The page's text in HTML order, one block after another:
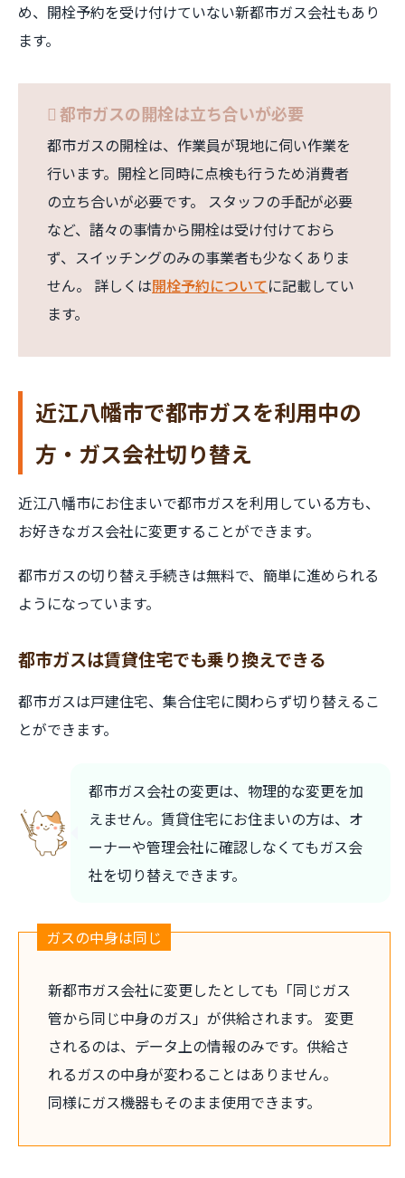
め、開栓予約を受け付けていない新都市ガス会社もあり
ます。
都市ガスの開栓は立ち合いが必要
都市ガスの開栓は、作業員が現地に伺い作業を
行います。開栓と同時に点検も行うため消費者
の立ち合いが必要です。 スタッフの手配が必要
など、諸々の事情から開栓は受け付けておら
ず、スイッチングのみの事業者も少なくありま
せん。 詳しくは開栓予約についてに記載してい
ます。
近江八幡市で都市ガスを利用中の
方・ガス会社切り替え
近江八幡市にお住まいで都市ガスを利用している方も、
お好きなガス会社に変更することができます。
都市ガスの切り替え手続きは無料で、簡単に進められる
ようになっています。
都市ガスは賃貸住宅でも乗り換えできる
都市ガスは戸建住宅、集合住宅に関わらず切り替えるこ
とができます。
都市ガス会社の変更は、物理的な変更を加
えません。賃貸住宅にお住まいの方は、オ
ーナーや管理会社に確認しなくてもガス会
社を切り替えできます。
ガスの中身は同じ
新都市ガス会社に変更したとしても「同じガス
管から同じ中身のガス」が供給されます。 変更
されるのは、データ上の情報のみです。供給さ
れるガスの中身が変わることはありません。
同様にガス機器もそのまま使用できます。